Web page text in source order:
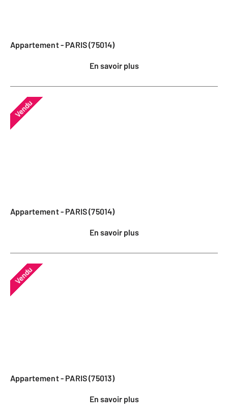
Appartement - PARIS (75014)
En savoir plus
Vendu
Appartement - PARIS (75014)
En savoir plus
Vendu
Appartement - PARIS (75013)
En savoir plus